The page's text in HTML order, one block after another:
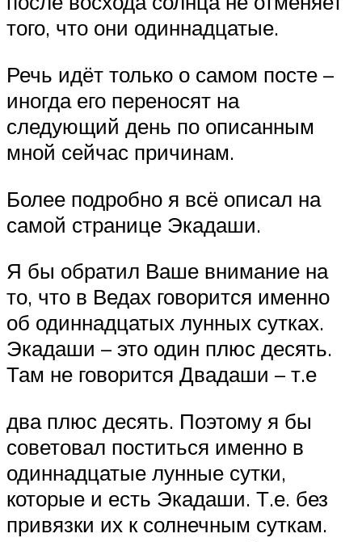
того, что они одиннадцатые.
Речь идёт только о самом посте –
иногда его переносят на
следующий день по описанным
мной сейчас причинам.
Более подробно я всё описал на
самой странице Экадаши.
Я бы обратил Ваше внимание на
то, что в Ведах говорится именно
об одиннадцатых лунных сутках.
Экадаши – это один плюс десять.
Там не говорится Двадаши – т.е
два плюс десять. Поэтому я бы
советовал поститься именно в
одиннадцатые лунные сутки,
которые и есть Экадаши. Т.е. без
привязки их к солнечным суткам.